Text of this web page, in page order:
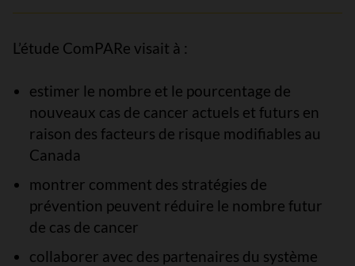
L’étude ComPARe visait à :
estimer le nombre et le pourcentage de
nouveaux cas de cancer actuels et futurs en
raison des facteurs de risque modifiables au
Canada
montrer comment des stratégies de
prévention peuvent réduire le nombre futur
de cas de cancer
collaborer avec des partenaires du système